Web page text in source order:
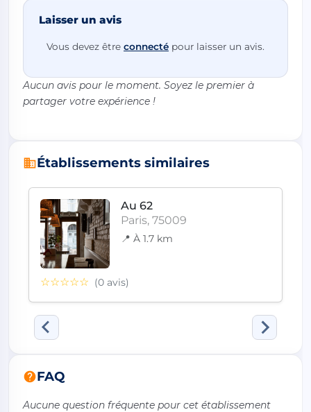
Laisser un avis
Vous devez être connecté pour laisser un avis.
Aucun avis pour le moment. Soyez le premier à
partager votre expérience !
Établissements similaires
Au 62
Paris, 75009
📍 À 1.7 km
☆☆☆☆☆ (0 avis)
FAQ
Aucune question fréquente pour cet établissement